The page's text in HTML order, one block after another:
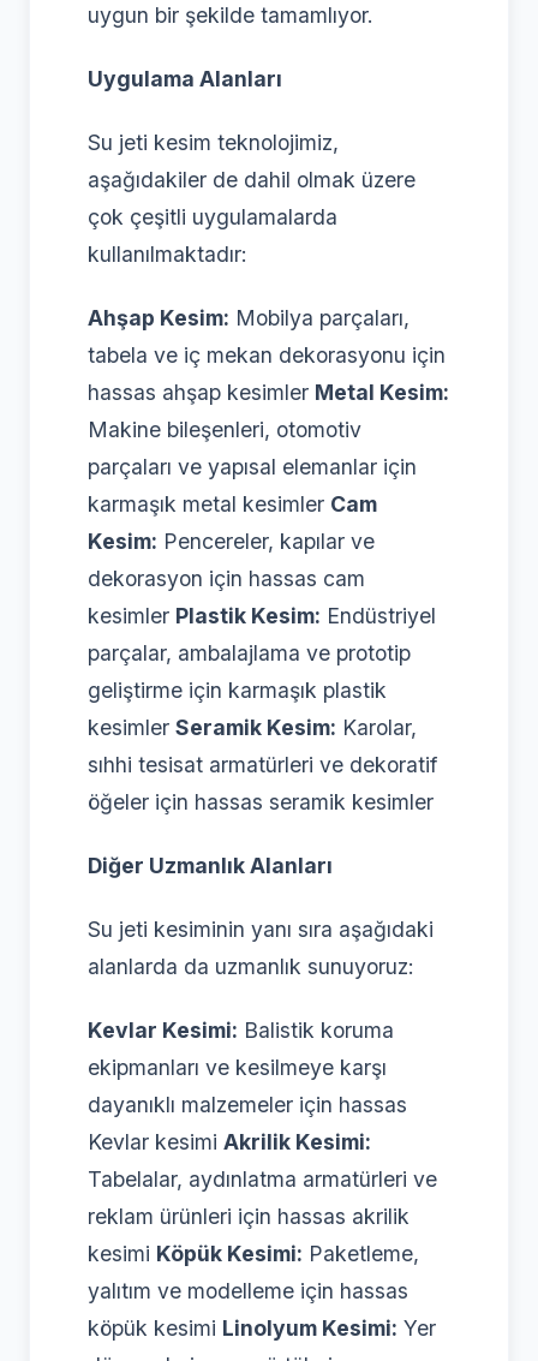
uygun bir şekilde tamamlıyor.
Uygulama Alanları
Su jeti kesim teknolojimiz,
aşağıdakiler de dahil olmak üzere
çok çeşitli uygulamalarda
kullanılmaktadır:
Ahşap Kesim: Mobilya parçaları,
tabela ve iç mekan dekorasyonu için
hassas ahşap kesimler Metal Kesim:
Makine bileşenleri, otomotiv
parçaları ve yapısal elemanlar için
karmaşık metal kesimler Cam
Kesim: Pencereler, kapılar ve
dekorasyon için hassas cam
kesimler Plastik Kesim: Endüstriyel
parçalar, ambalajlama ve prototip
geliştirme için karmaşık plastik
kesimler Seramik Kesim: Karolar,
sıhhi tesisat armatürleri ve dekoratif
öğeler için hassas seramik kesimler
Diğer Uzmanlık Alanları
Su jeti kesiminin yanı sıra aşağıdaki
alanlarda da uzmanlık sunuyoruz:
Kevlar Kesimi: Balistik koruma
ekipmanları ve kesilmeye karşı
dayanıklı malzemeler için hassas
Kevlar kesimi Akrilik Kesimi:
Tabelalar, aydınlatma armatürleri ve
reklam ürünleri için hassas akrilik
kesimi Köpük Kesimi: Paketleme,
yalıtım ve modelleme için hassas
köpük kesimi Linolyum Kesimi: Yer